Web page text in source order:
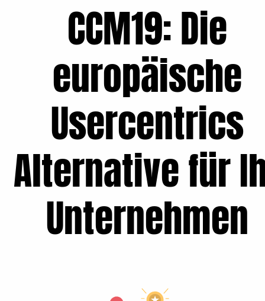
CCM19: Die
europäische
Usercentrics
Alternative für
Unternehmen